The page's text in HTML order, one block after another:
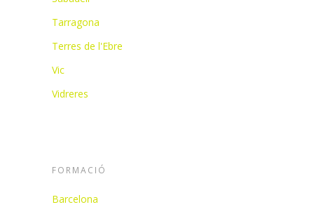
Tarragona
Terres de l'Ebre
Vic
Vidreres
FORMACIÓ
Barcelona